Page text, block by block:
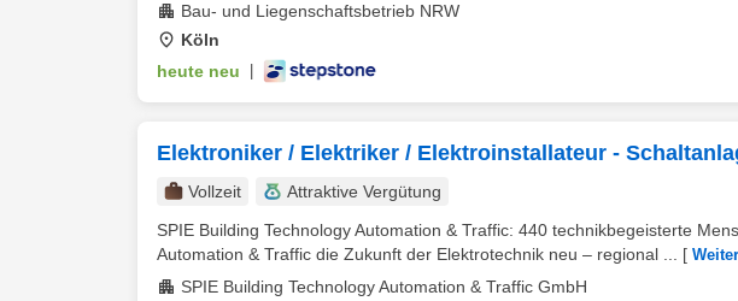
Bau- und Liegenschaftsbetrieb NRW
Köln
heute neu
Elektroniker / Elektriker / Elektroinstallateur -
Vollzeit
Attraktive Vergütung
SPIE Building Technology Automation & Traffic: 440 technikbegeisterte
Automation & Traffic die Zukunft der Elektrotechnik neu – regional ...
[
SPIE Building Technology Automation & Traffic GmbH